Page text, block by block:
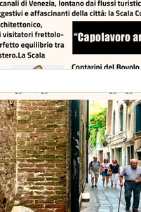
Notizie con esercizi